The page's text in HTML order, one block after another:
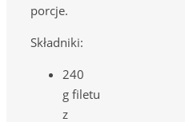
porcje.
Składniki:
240
g filetu
z